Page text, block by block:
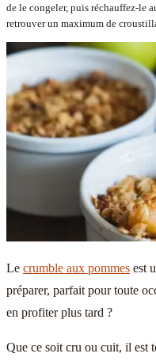
de le congeler, puis réchauffez-le
retrouver un maximum de
Le crumble aux pommes est
préparer, parfait pour toute
en profiter plus tard ?
Que ce soit cru ou cuit, il est